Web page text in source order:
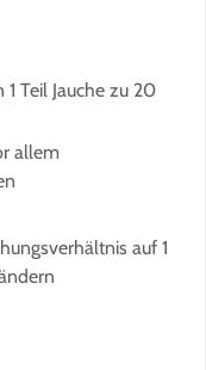
Teil Jauche zu 20
allem
auf 1